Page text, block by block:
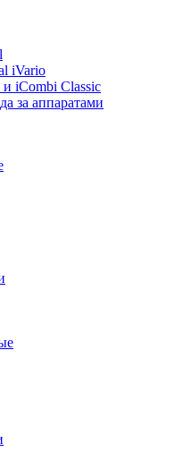
iVario
iCombi Classic
за аппаратами